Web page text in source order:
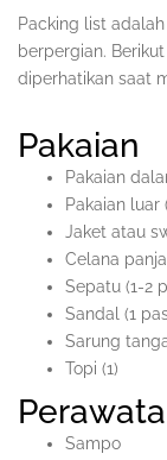
Packing list
berpergian.
diperhatikan saat
Pakaian
Pakaian
Pakaian luar
Jaket atau
Celana
Sepatu (1-2
Sandal (1
Sarung
Topi (1)
Sampo